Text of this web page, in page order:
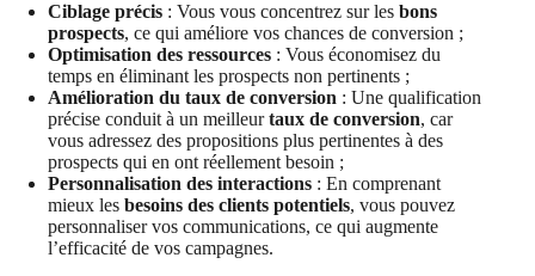
Ciblage précis : Vous vous concentrez sur les bons
prospects, ce qui améliore vos chances de conversion ;
Optimisation des ressources : Vous économisez du
temps en éliminant les prospects non pertinents ;
Amélioration du taux de conversion : Une qualification
précise conduit à un meilleurtaux de conversion, car
vous adressez des propositions plus pertinentes à des
prospects qui en ont réellement besoin ;
Personnalisation des interactions : En comprenant
mieux les besoins des clients potentiels, vous pouvez
personnaliser vos communications, ce qui augmente
l’efficacité de vos campagnes.